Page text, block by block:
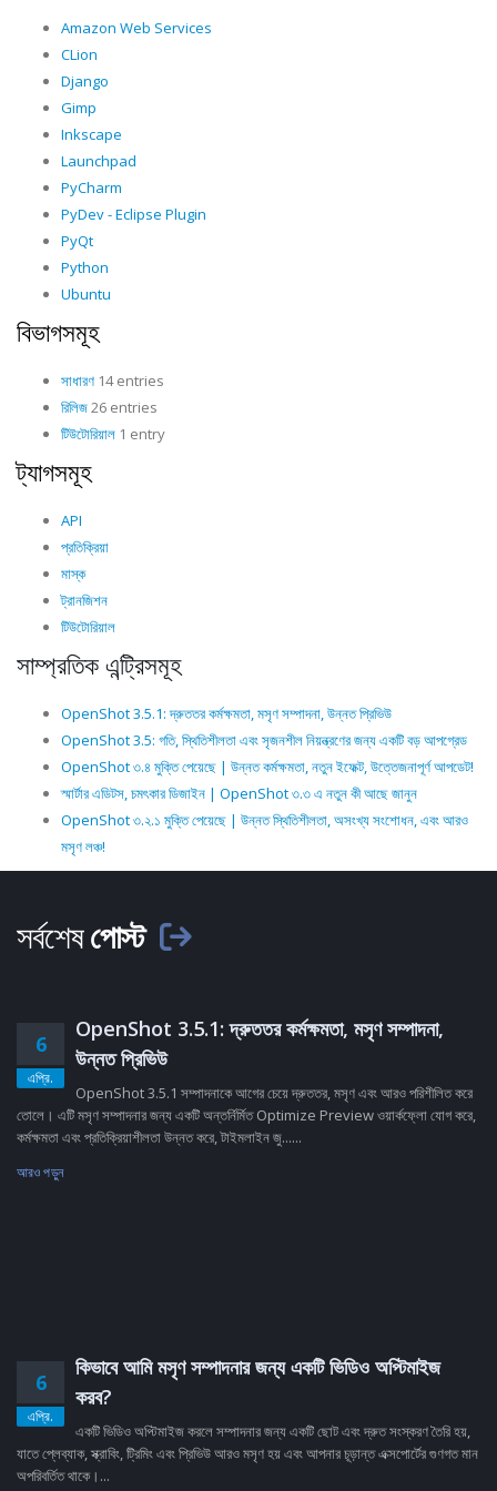
Amazon Web Services
CLion
Django
Gimp
Inkscape
Launchpad
PyCharm
PyDev - Eclipse Plugin
PyQt
Python
Ubuntu
বিভাগসমূহ
সাধারণ 14 entries
রিলিজ26 entries
টিউটোরিয়াল 1 entry
ট্যাগসমূহ
API
প্রতিক্রিয়া
মাস্ক
ট্রানজিশন
টিউটোরিয়াল
সাম্প্রতিক এন্ট্রিসমূহ
OpenShot 3.5.1: দ্রুততর কর্মক্ষমতা, মসৃণ সম্পাদনা, উন্নত প্রিভিউ
OpenShot 3.5: গতি, স্থিতিশীলতা এবং সৃজনশীল নিয়ন্ত্রণের জন্য একটি বড় আপগ্রেড
OpenShot ৩.৪ মুক্তি পেয়েছে | উন্নত কর্মক্ষমতা, নতুন ইফেক্ট, উত্তেজনাপূর্ণ আপডেট!
স্মার্টার এডিটস, চমৎকার ডিজাইন | OpenShot ৩.৩ এ নতুন কী আছে জানুন
OpenShot ৩.২.১ মুক্তি পেয়েছে | উন্নত স্থিতিশীলতা, অসংখ্য সংশোধন, এবং আরও
মসৃণ লঞ্চ!
সর্বশেষপোস্ট
6
এপ্রি.
OpenShot 3.5.1: দ্রুততর কর্মক্ষমতা, মসৃণ সম্পাদনা,
উন্নত প্রিভিউ
OpenShot 3.5.1 সম্পাদনাকে আগের চেয়ে দ্রুততর, মসৃণ এবং আরও পরিশীলিত করে
তোলে। এটি মসৃণ সম্পাদনার জন্য একটি অন্তর্নির্মিত Optimize Preview ওয়ার্কফ্লো যোগ করে,
কর্মক্ষমতা এবং প্রতিক্রিয়াশীলতা উন্নত করে, টাইমলাইন জু......
আরও পড়ুন
6
এপ্রি.
কিভাবে আমি মসৃণ সম্পাদনার জন্য একটি ভিডিও অপ্টিমাইজ
করব?
একটি ভিডিও অপ্টিমাইজ করলে সম্পাদনার জন্য একটি ছোট এবং দ্রুত সংস্করণ তৈরি হয়,
যাতে প্লেব্যাক, স্ক্রাবিং, ট্রিমিং এবং প্রিভিউ আরও মসৃণ হয় এবং আপনার চূড়ান্ত এক্সপোর্টের গুণগত মান
অপরিবর্তিত থাকে।...